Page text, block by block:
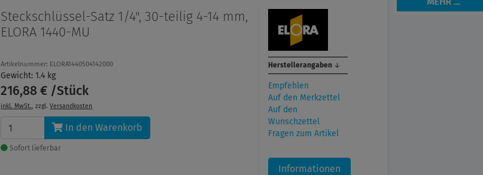
Steckschlüssel-Satz 1/4", 30-teilig 4-14 mm,
ELORA 1440-MU
Artikelnummer: ELORA1440504142000
Gewicht: 1.4 kg
216,88 € /Stück
inkl. MwSt., zzgl.Versandkosten
In den Warenkorb
Sofort lieferbar
Herstellerangaben ↓
Empfehlen
Auf den Merkzettel
Auf den
Wunschzettel
Fragen zum Artikel
Informationen